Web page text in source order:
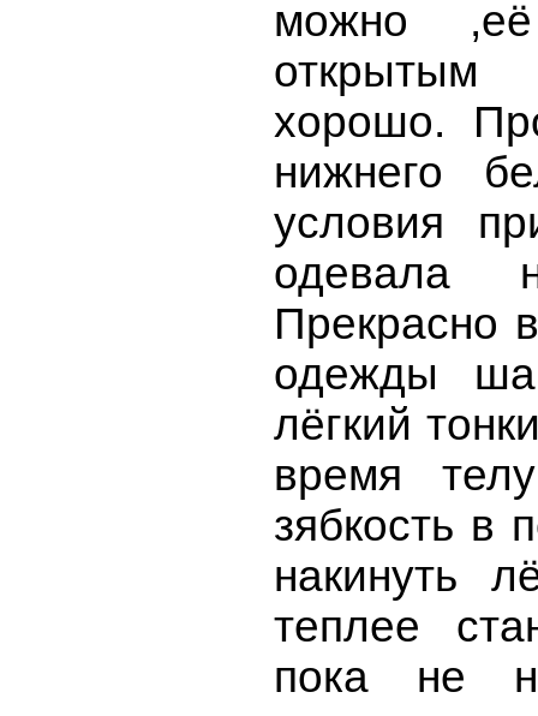
можно
открытым
хорошо.
нижнего
условия
одевала
Прекрасно
одежды
лёгкий
время
зябкость в
накинуть
теплее
пока не